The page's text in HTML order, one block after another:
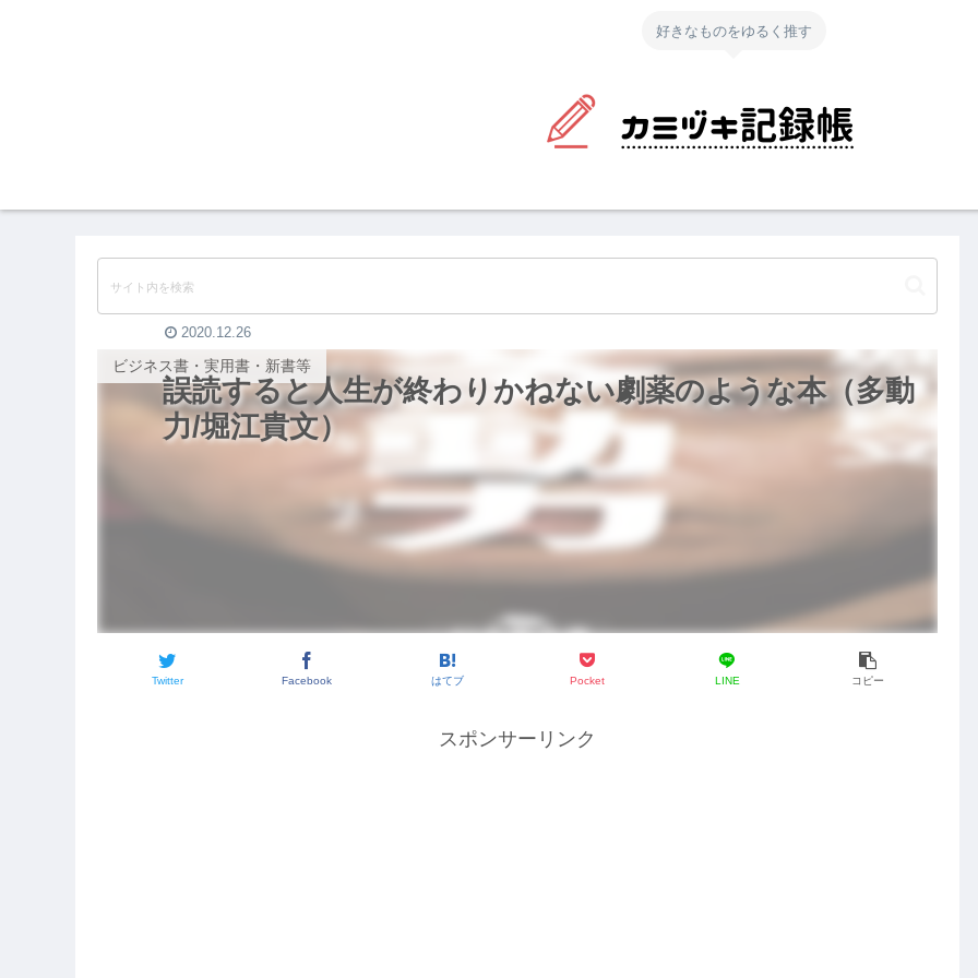
好きなものをゆるく推す
誤読すると人生が終わりかねない劇薬のような本（多動
力/堀江貴文）
ビジネス書・実用書・新書等
Twitter Facebook はてブ Pocket LINE コピー
2020.12.26
スポンサーリンク